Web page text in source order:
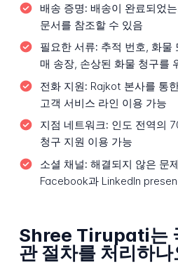
배송 증명: 배송이 완료되었
문서를 참조할 수 있음
필요한 서류: 추적 번호, 화물
매 송장, 손상된 화물 청구를
전화 지원: Rajkot 본사를 통
고객 서비스 라인 이용 가능
지점 네트워크: 인도 전역의
청구 지원 이용 가능
소셜 채널: 해결되지 않은 문
Facebook과 LinkedIn
Shree Tirupati는
관 절차를 처리하나